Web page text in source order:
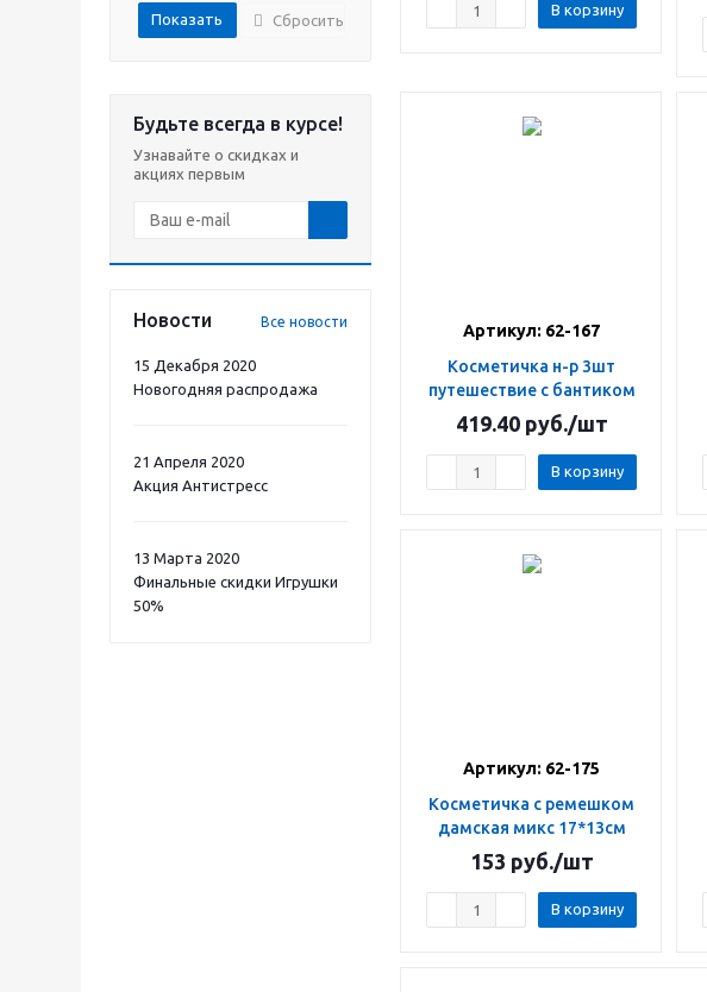
Сбросить
Будьте всегда в курсе!
Узнавайте о скидках и
акциях первым
Новости Все новости
15 Декабря 2020
Новогодняя распродажа
21 Апреля 2020
Акция Антистресс
13 Марта 2020
Финальные скидки Игрушки
50%
В корзину
Артикул: 62-167
Косметичка н-р 3шт
путешествие с бантиком
419.40руб./шт
В корзину
Артикул: 62-175
Косметичка с ремешком
дамская микс 17*13см
153 руб./шт
В корзину